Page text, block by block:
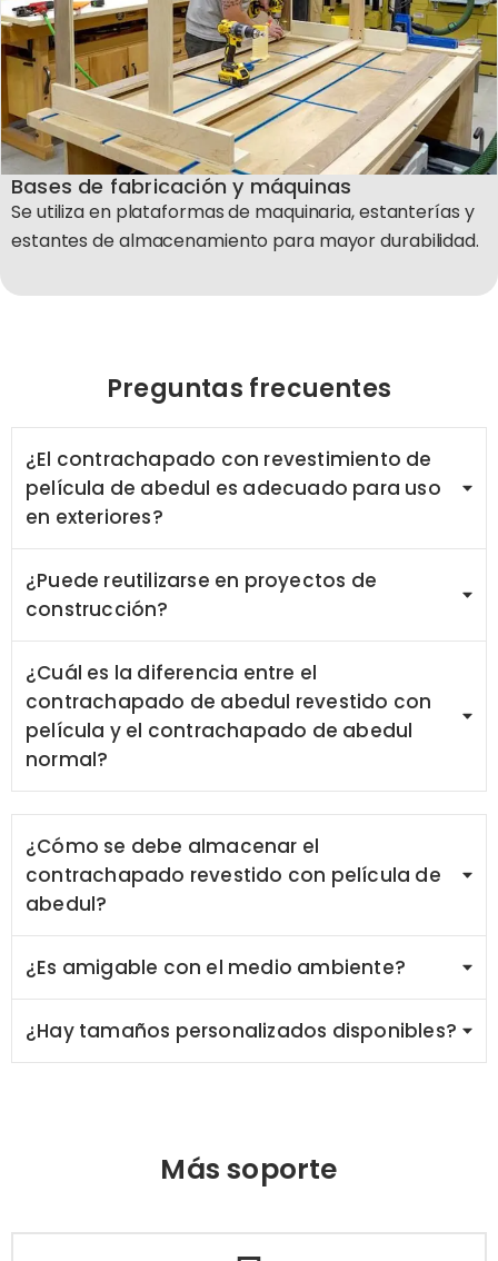
Bases de fabricación y máquinas
Se utiliza en plataformas de maquinaria, estanterías y
estantes de almacenamiento para mayor durabilidad.
Preguntas frecuentes
¿El contrachapado con revestimiento de
película de abedul es adecuado para uso
en exteriores?
¿Puede reutilizarse en proyectos de
construcción?
¿Cuál es la diferencia entre el
contrachapado de abedul revestido con
película y el contrachapado de abedul
normal?
¿Cómo se debe almacenar el
contrachapado revestido con película de
abedul?
¿Es amigable con el medio ambiente?
¿Hay tamaños personalizados disponibles?
Más soporte